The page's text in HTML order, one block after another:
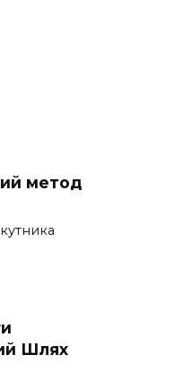
метод
Шлях